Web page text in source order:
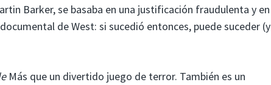
Barker, se basaba en una justificación fraudulenta y en
de West: si sucedió entonces, puede suceder (y
Más que un divertido juego de terror. También es un